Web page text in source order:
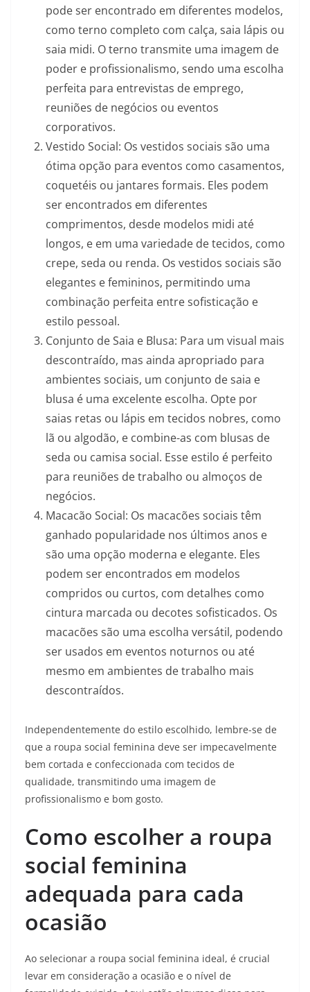
pode ser encontrado em diferentes modelos,
como terno completo com calça, saia lápis ou
saia midi. O terno transmite uma imagem de
poder e profissionalismo, sendo uma escolha
perfeita para entrevistas de emprego,
reuniões de negócios ou eventos
corporativos.
Vestido Social: Os vestidos sociais são uma
ótima opção para eventos como casamentos,
coquetéis ou jantares formais. Eles podem
ser encontrados em diferentes
comprimentos, desde modelos midi até
longos, e em uma variedade de tecidos, como
crepe, seda ou renda. Os vestidos sociais são
elegantes e femininos, permitindo uma
combinação perfeita entre sofisticação e
estilo pessoal.
Conjunto de Saia e Blusa: Para um visual mais
descontraído, mas ainda apropriado para
ambientes sociais, um conjunto de saia e
blusa é uma excelente escolha. Opte por
saias retas ou lápis em tecidos nobres, como
lã ou algodão, e combine-as com blusas de
seda ou camisa social. Esse estilo é perfeito
para reuniões de trabalho ou almoços de
negócios.
Macacão Social: Os macacões sociais têm
ganhado popularidade nos últimos anos e
são uma opção moderna e elegante. Eles
podem ser encontrados em modelos
compridos ou curtos, com detalhes como
cintura marcada ou decotes sofisticados. Os
macacões são uma escolha versátil, podendo
ser usados em eventos noturnos ou até
mesmo em ambientes de trabalho mais
descontraídos.
Independentemente do estilo escolhido, lembre-se de
que a roupa social feminina deve ser impecavelmente
bem cortada e confeccionada com tecidos de
qualidade, transmitindo uma imagem de
profissionalismo e bom gosto.
Como escolher a roupa
social feminina
adequada para cada
ocasião
Ao selecionar a roupa social feminina ideal, é crucial
levar em consideração a ocasião e o nível de